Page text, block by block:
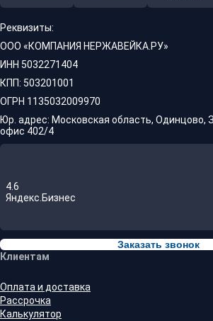
Реквизиты:
ООО «КОМПАНИЯ НЕРЖАВЕЙКА.РУ»
ИНН 5032271404
КПП: 503201001
ОГРН 1135032009970
Юр. адрес: Московская область, Одинцово,
офис 402/4
4.6
Яндекс.Бизнес
Заказать звонок
Клиентам
Оплата и доставка
Рассрочка
Калькулятор